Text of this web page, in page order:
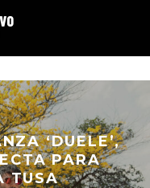
‘DUELE’,
PARA
TUSA